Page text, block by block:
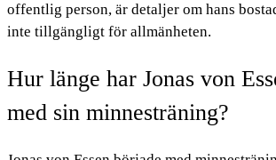
offentlig person, är detaljer om hans
inte tillgängligt för allmänheten.
Hur länge har Jonas von
med sin minnesträning?